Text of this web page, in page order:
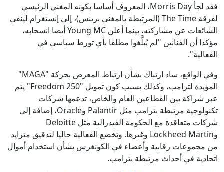
فقد لجأ Morris Day، المعروف أساسا بكونه المغني الرئيسي
لفرقة The Time (المرتبطة بالمغني برينس)، إلى إنستغرام لينفي
الشائعات عن مشاركته، بينما أعلن Young MC أيضا انسحابه،
مؤكدا أن الفنانين "لم يُبلَّغوا مطلقا بأي تورط سياسي في
الفعالية".
وفي الواقع، ساد ارتباك بشأن ارتباط المعرض بحركة "MAGA"
المؤيدة لترامب، وكذلك بسبب كون تمويل "Freedom 250" يتم
عبر شراكة بين القطاعين العام والخاص، تدعمها شركات
تكنولوجية مرتبطة بترامب مثل Palantir وOracle، إضافة إلى
شركات متعاقدة مع الحكومة الفيدرالية مثل Deloitte
وLockheed Martin وغيرها. وتخضع الفعالية حاليا لتدقيق متزايد
من مجموعات رقابية وأعضاء في الكونغرس بشأن استخدام أموال
اتحادية في أحداث مرتبطة بترامب.